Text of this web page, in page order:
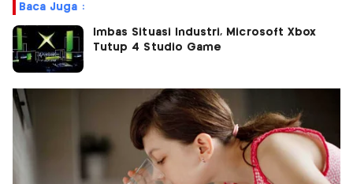
Baca Juga :
Imbas Situasi Industri, Microsoft Xbox
Tutup 4 Studio Game